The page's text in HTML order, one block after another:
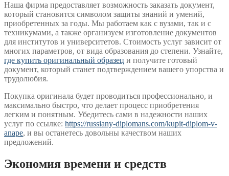
Наша фирма предоставляет возможность заказать документ,
который становится символом защиты знаний и умений,
приобретенных за годы. Мы работаем как с вузами, так и с
техникумами, а также организуем изготовление документов
для институтов и университетов. Стоимость услуг зависит от
многих параметров, от вида образования до степени. Узнайте,
где купить оригинальный образец и получите готовый
документ, который станет подтверждением вашего упорства и
трудолюбия.
Покупка оригинала будет проводиться профессионально, и
максимально быстро, что делает процесс приобретения
легким и понятным. Убедитесь сами в надежности наших
услуг по ссылке: https://russiany-diplomans.com/kupit-diplom-v-
anape, и вы останетесь довольны качеством наших
предложений.
Экономия времени и средств